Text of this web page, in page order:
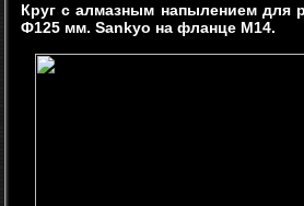
Круг с алмазным напылением для
Ф125 мм. Sankyo на фланце М14.